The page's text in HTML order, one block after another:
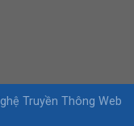
Truyền Thông Web